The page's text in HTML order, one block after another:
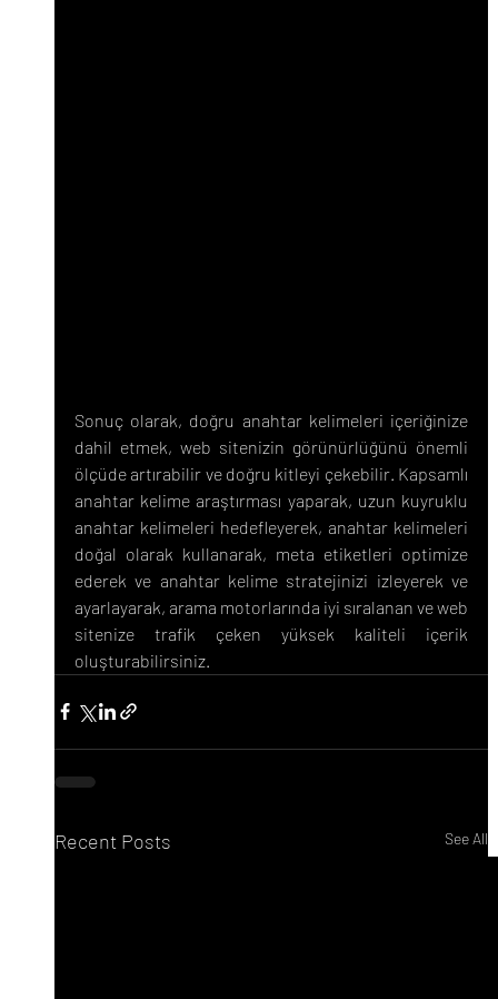
Sonuç olarak, doğru anahtar kelimeleri içeriğinize
dahil etmek, web sitenizin görünürlüğünü önemli
ölçüde artırabilir ve doğru kitleyi çekebilir. Kapsamlı
anahtar kelime araştırması yaparak, uzun kuyruklu
anahtar kelimeleri hedefleyerek, anahtar kelimeleri
doğal olarak kullanarak, meta etiketleri optimize
ederek ve anahtar kelime stratejinizi izleyerek ve
ayarlayarak, arama motorlarında iyi sıralanan ve web
sitenize trafik çeken yüksek kaliteli içerik
oluşturabilirsiniz.
Recent Posts See All